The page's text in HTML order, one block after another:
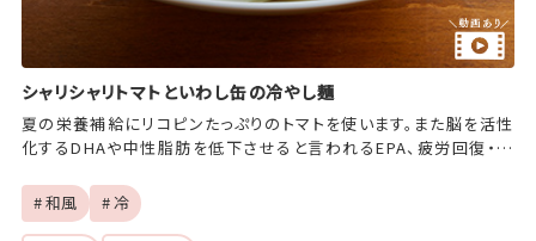
シャリシャリトマトといわし缶の冷やし麺
夏の栄養補給にリコピンたっぷりのトマトを使います。また脳を活性
化するDHAや中性脂肪を低下させると言われるEPA、疲労回復・貧
いアレンジ麺です。
# 和風 # 冷